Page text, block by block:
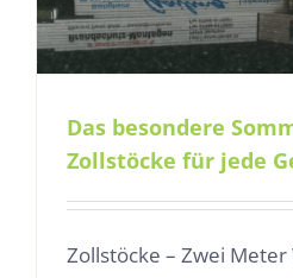
Das besondere
Zollstöcke für jede
Zollstöcke – Zwei Meter